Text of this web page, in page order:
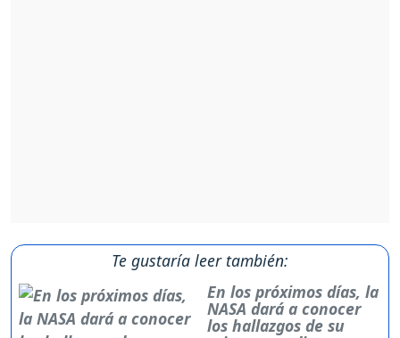
Te gustaría leer también:
En los próximos días, la
NASA dará a conocer
los hallazgos de su